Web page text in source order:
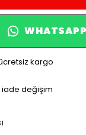
WHATSAPP
kargo
iade değişim